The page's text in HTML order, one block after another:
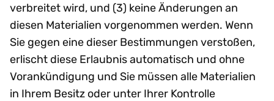
verbreitet wird, und (3) keine Änderungen an
diesen Materialien vorgenommen werden. Wenn
Sie gegen eine dieser Bestimmungen verstoßen,
erlischt diese Erlaubnis automatisch und ohne
Vorankündigung und Sie müssen alle Materialien
in Ihrem Besitz oder unter Ihrer Kontrolle